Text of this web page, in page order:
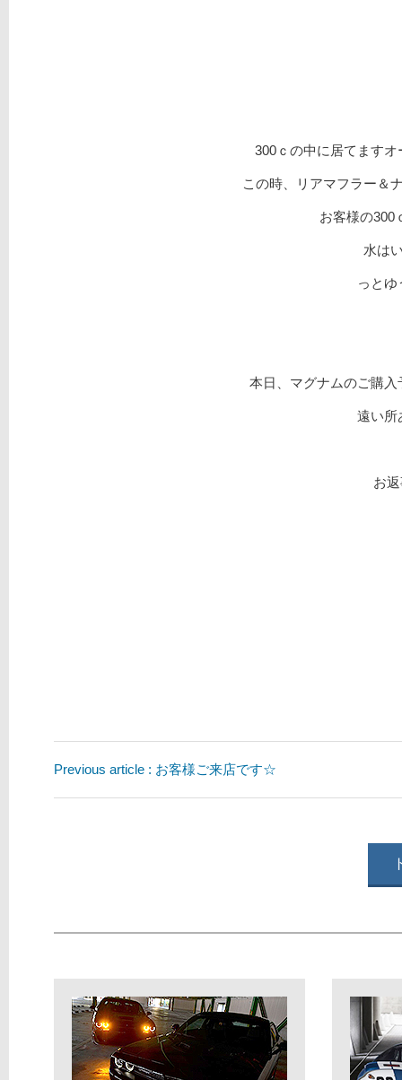
300ｃの中に居てます
この時、リアマフラー＆
お客様の300
水は
っと
本日、マグナムのご購
遠い所
お
Previous article : お客様ご来店です☆